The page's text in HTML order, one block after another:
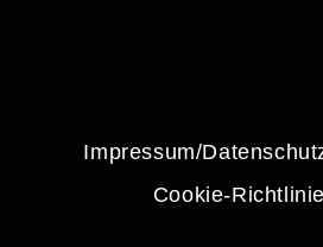
Impressum/
Cookie-